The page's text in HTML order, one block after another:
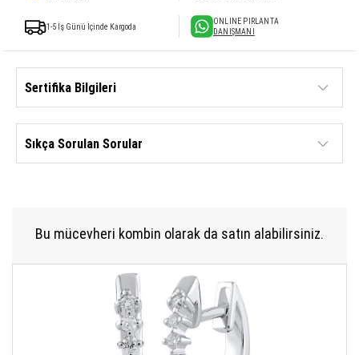
1-5 İş Günü İçinde Kargoda
ONLINE PIRLANTA
DANIŞMANI
Sertifika Bilgileri
Sıkça Sorulan Sorular
Bu mücevheri kombin olarak da satın alabilirsiniz.